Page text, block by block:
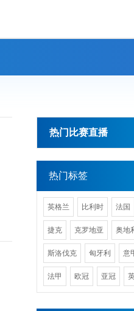
热门比赛直播
热门标签
英格兰 比利时 法国
捷克 克罗地亚 奥地
斯洛伐克 匈牙利 意
法甲 欧冠 亚冠